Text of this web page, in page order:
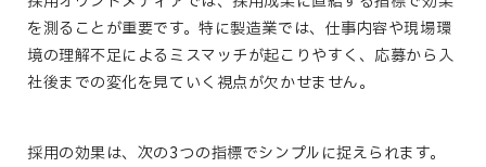
を測ることが重要です。特に製造業では、仕事内容や現場環
境の理解不足によるミスマッチが起こりやすく、応募から入
社後までの変化を見ていく視点が欠かせません。
採用の効果は、次の3つの指標でシンプルに捉えられます。